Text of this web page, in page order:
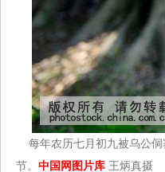
每年农历七月初九被乌公侗
节。 中国网图片库 王炳真摄